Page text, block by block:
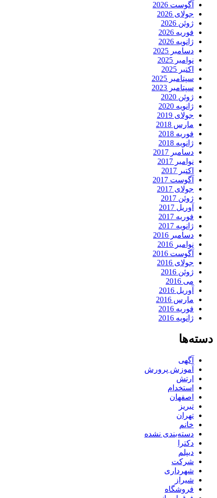
آگوست 2026
جولای 2026
ژوئن 2026
فوریه 2026
ژانویه 2026
دسامبر 2025
نوامبر 2025
اکتبر 2025
سپتامبر 2025
سپتامبر 2023
ژوئن 2020
ژانویه 2020
جولای 2019
مارس 2018
فوریه 2018
ژانویه 2018
دسامبر 2017
نوامبر 2017
اکتبر 2017
آگوست 2017
جولای 2017
ژوئن 2017
آوریل 2017
فوریه 2017
ژانویه 2017
دسامبر 2016
نوامبر 2016
آگوست 2016
جولای 2016
ژوئن 2016
می 2016
آوریل 2016
مارس 2016
فوریه 2016
ژانویه 2016
دسته‌ها
آگهی
آموزش پرورش
ارتش
استخدام
اصفهان
تبریز
تهران
خانم
دسته‌بندی نشده
دکترا
دیپلم
شرکت
شهرداری
شیراز
فروشگاه